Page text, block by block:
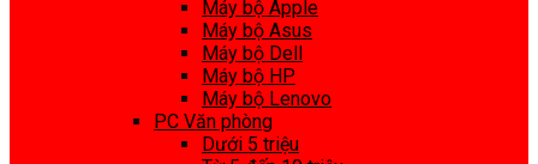
Máy bộ Apple
Máy bộ Asus
Máy bộ Dell
Máy bộ HP
Máy bộ Lenovo
PC Văn phòng
Dưới 5 triệu